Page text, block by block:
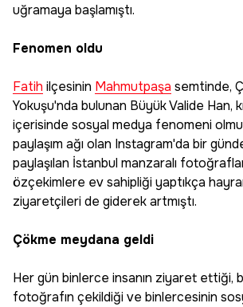
uğramaya başlamıştı.
Fenomen oldu
Fatih ilçesinin Mahmutpaşa semtinde,
Yokuşu'nda bulunan Büyük Valide Han,
içerisinde sosyal medya fenomeni
paylaşım ağı olan Instagram'da bir
paylaşılan İstanbul manzaralı
özçekimlere ev sahipliği yaptıkça
ziyaretçileri de giderek artmıştı.
Çökme meydana geldi
Her gün binlerce insanın ziyaret ettiği,
fotoğrafın çekildiği ve binlercesinin